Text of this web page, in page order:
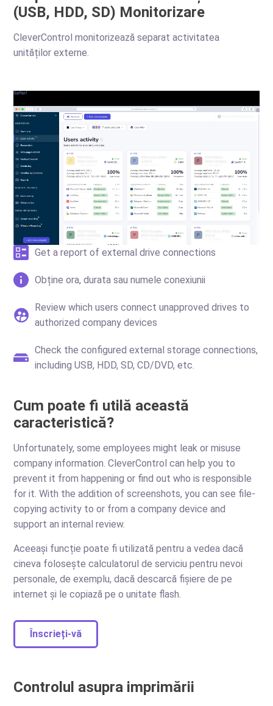
(USB, HDD, SD) Monitorizare
CleverControl monitorizează separat activitatea
unităților externe.
Get a report of external drive connections
Obține ora, durata sau numele conexiunii
Review which users connect unapproved drives to
authorized company devices
Check the configured external storage connections,
including USB, HDD, SD, CD/DVD, etc.
Cum poate fi utilă această
caracteristică?
Unfortunately, some employees might leak or misuse
company information. CleverControl can help you to
prevent it from happening or find out who is responsible
for it. With the addition of screenshots, you can see file-
copying activity to or from a company device and
support an internal review.
Aceeași funcție poate fi utilizată pentru a vedea dacă
cineva folosește calculatorul de serviciu pentru nevoi
personale, de exemplu, dacă descarcă fișiere de pe
internet și le copiază pe o unitate flash.
Înscrieți-vă
Controlul asupra imprimării